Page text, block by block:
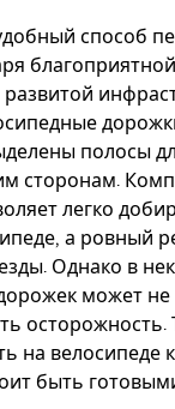
способ
полосы
сторонам.
легко
а ровный
Однако в
может
осторожность.
на велосипеде
быть